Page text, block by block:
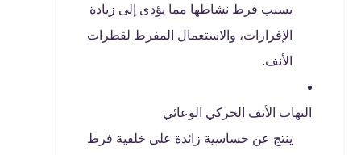
يسبب فرط نشاطها مما يؤدى إلى زيادة
الإفرازات، والاستعمال المفرط لقطرات
الأنف.
التهاب الأنف الحركي الوعائي
ينتج عن حساسية زائدة على خلفية فرط